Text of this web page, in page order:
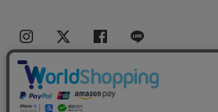
Copyright(C) Bigi Co.,Ltd.All Rights Reserved.